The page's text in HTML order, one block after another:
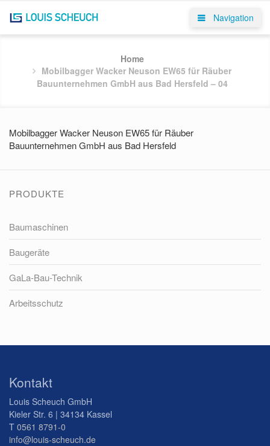
Navigation
Home
Mobilbagger Wacker Neuson EW65 für Räuber
Bauunternehmen GmbH aus Bad Hersfeld – 04
Mobilbagger Wacker Neuson EW65 für Räuber
Bauunternehmen GmbH aus Bad Hersfeld
PRODUKTE
Baumaschinen
Baugeräte
GaLa-Bau-Technik
Arbeitsschutz
Kontakt
Louis Scheuch GmbH
Kieler Str. 6 | 34134 Kassel
T 0561 8791-0
info@louis-scheuch.de